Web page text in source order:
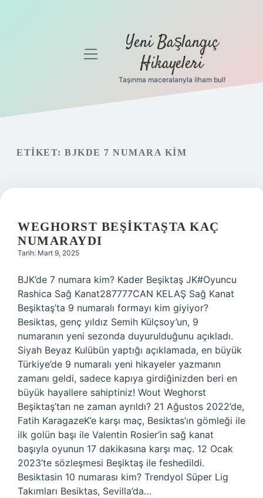
Gizlilik
Yasal Uyarı
Hakkımızda
menüyü
Yeni Başlangıç
Hikayeleri
Taşınma maceralarıyla ilham bul!
ETIKET: BJKDE 7 NUMARA KIM
WEGHORST BEŞIKTAŞTA KAÇ
NUMARAYDI
Tarih: Mart 9, 2025
BJK’de 7 numara kim? Kader Beşiktaş JK#Oyuncu
Rashica Sağ Kanat287777CAN KELAŞ Sağ Kanat
Beşiktaş’ta 9 numaralı formayı kim giyiyor?
Besiktas, genç yıldız Semih Külçsoy’un, 9
numaranın yeni sezonda duyurulduğunu açıkladı.
Siyah Beyaz Kulübün yaptığı açıklamada, en büyük
Türkiye’de 9 numaralı yeni hikayeler yazmanın
zamanı geldi, sadece kapıya girdiğinizden beri en
büyük hayallere sahiptiniz! Wout Weghorst
Beşiktaş’tan ne zaman ayrıldı? 21 Ağustos 2022’de,
Fatih KaragazeK’e karşı maç, Besiktas’ın gömleği ile
ilk golün başı ile Valentin Rosier’in sağ kanat
başıyla oyunun 17 dakikasına karşı maç. 12 Ocak
2023’te sözleşmesi Beşiktaş ile feshedildi.
Besiktasin 10 numarası kim? Trendyol Süper Lig
Takımları Besiktas, Sevilla’da…